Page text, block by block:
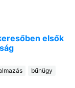
elsők
bűnügy